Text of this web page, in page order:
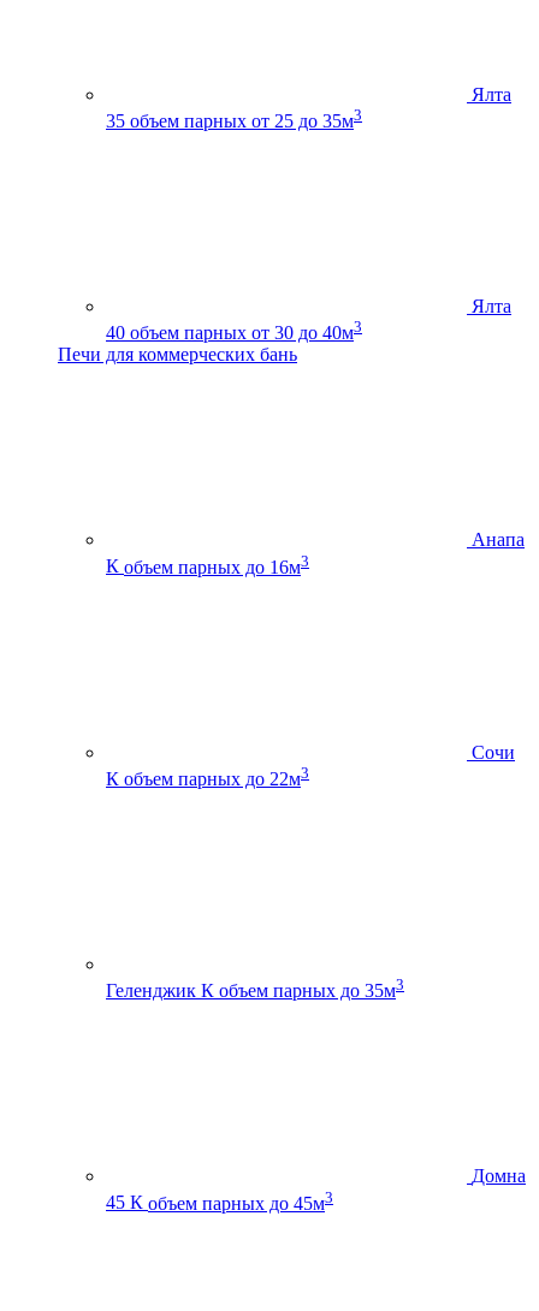
Ялта
35 объем парных от 25 до 35м3
Ялта
40 объем парных от 30 до 40м3
Печи для коммерческих бань
Анапа
К объем парных до 16м3
Сочи
К объем парных до 22м3
Геленджик К объем парных до 35м3
Домна
45 К объем парных до 45м3